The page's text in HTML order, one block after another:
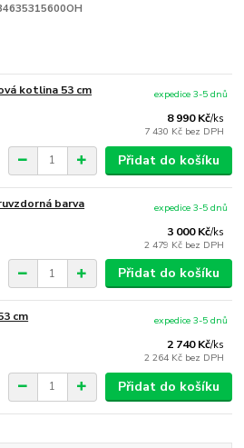
kotlina 53 cm
8 990 Kč/ks
7 430 Kč bez DPH
expedice 3-5 dnů
Přidat do košíku
barva
3 000 Kč/ks
2 479 Kč bez DPH
expedice 3-5 dnů
Přidat do košíku
cm
2 740 Kč/ks
2 264 Kč bez DPH
expedice 3-5 dnů
Přidat do košíku